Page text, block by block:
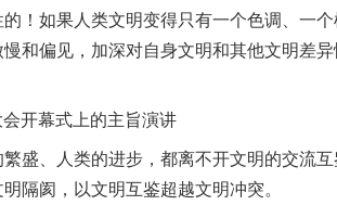
！如果人类文明变得只有一个色调、一
和偏见，加深对自身文明和其他文明差
开幕式上的主旨演讲
、人类的进步，都离不开文明的交流互
隔阂，以文明互鉴超越文明冲突。